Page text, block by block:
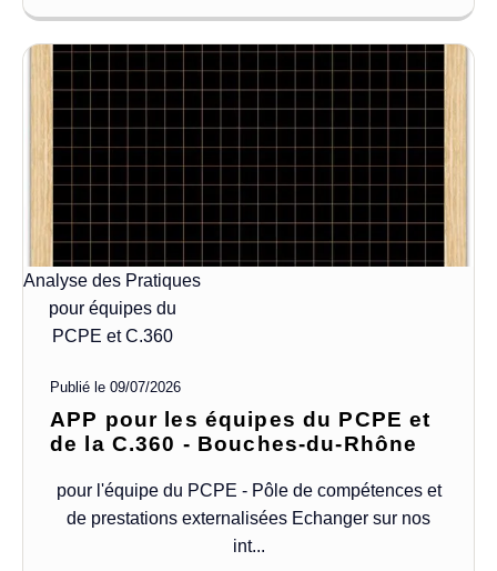
Analyse des Pratiques
pour équipes du
PCPE et C.360
Publié le 09/07/2026
APP pour les équipes du PCPE et
de la C.360 - Bouches-du-Rhône
pour l'équipe du PCPE - Pôle de compétences et
de prestations externalisées Echanger sur nos
int...